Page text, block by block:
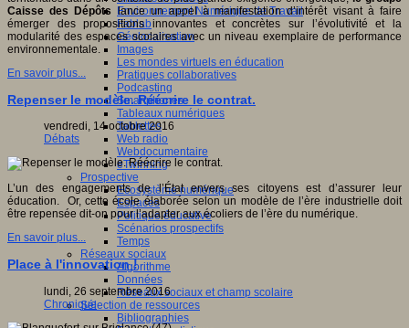
Environnement Numérique de Travail
Fablab
Géolocalisation
Images
Les mondes virtuels en éducation
Pratiques collaboratives
Podcasting
Smartphones
Tableaux numériques
Tablettes
Web radio
Webdocumentaire
eTwinning
Prospective
Ecosystème numérique
Espaces
Politique éducative
Scénarios prospectifs
Temps
Réseaux sociaux
Algorithme
Données
Réseaux sociaux et champ scolaire
Sélection de ressources
Bibliographies
Caisse des Dépôts
lance un appel à manifestation d’intérêt visant à faire
émerger des propositions innovantes et concrètes sur l’évolutivité et la
modularité des espaces scolaires avec un niveau exemplaire de performance
environnementale.
En savoir plus...
Repenser le modèle. Réécrire le contrat.
vendredi, 14 octobre 2016
Débats
L’un des engagements de l’État envers ses citoyens est d’assurer leur
éducation. Or, cette école élaborée selon un modèle de l’ère industrielle doit
être repensée dit-on pour l’adapter aux écoliers de l’ère du numérique.
En savoir plus...
Place à l'innovation !
lundi, 26 septembre 2016
Chronique